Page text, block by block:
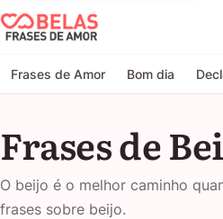
Belas Frases de Amor
Frases de Amor Bom dia
Frases de
O beijo é o melhor caminho
frases sobre beijo.